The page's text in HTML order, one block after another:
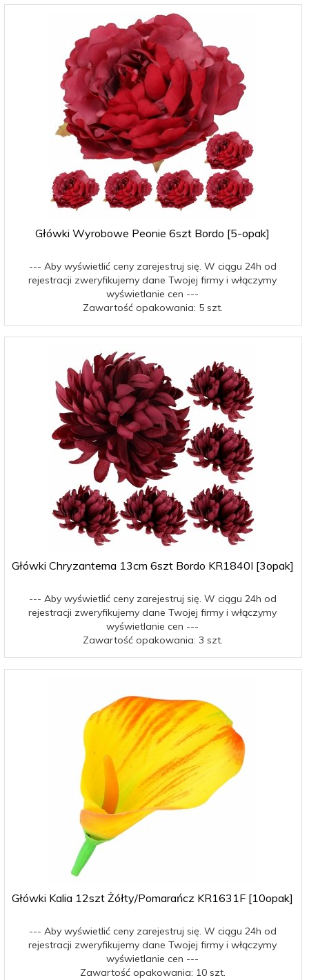
Główki Wyrobowe Peonie 6szt Bordo [5-opak]
--- Aby wyświetlić ceny zarejestruj się. W ciągu 24h od
rejestracji zweryfikujemy dane Twojej firmy i włączymy
wyświetlanie cen ---
Zawartość opakowania: 5 szt.
Główki Chryzantema 13cm 6szt Bordo KR1840I [3opak]
--- Aby wyświetlić ceny zarejestruj się. W ciągu 24h od
rejestracji zweryfikujemy dane Twojej firmy i włączymy
wyświetlanie cen ---
Zawartość opakowania: 3 szt.
Główki Kalia 12szt Żółty/Pomarańcz KR1631F [10opak]
--- Aby wyświetlić ceny zarejestruj się. W ciągu 24h od
rejestracji zweryfikujemy dane Twojej firmy i włączymy
wyświetlanie cen ---
Zawartość opakowania: 10 szt.